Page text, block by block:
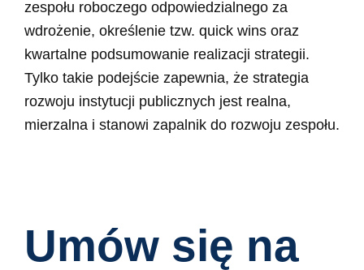
zespołu roboczego odpowiedzialnego za
wdrożenie, określenie tzw. quick wins oraz
kwartalne podsumowanie realizacji strategii.
Tylko takie podejście zapewnia, że strategia
rozwoju instytucji publicznych jest realna,
mierzalna i stanowi zapalnik do rozwoju zespołu.
Umów się na